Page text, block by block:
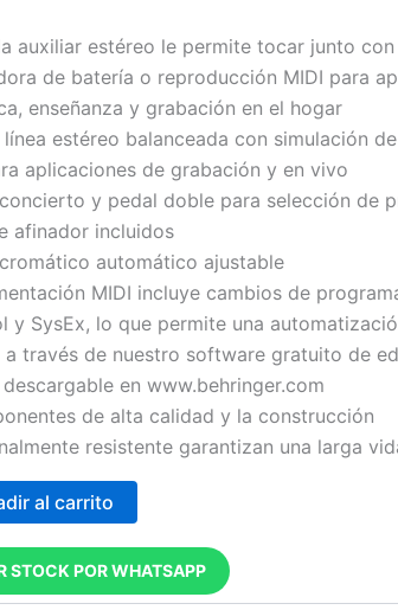
auxiliar estéreo le permite tocar junto con
de batería o reproducción MIDI para
enseñanza y grabación en el hogar
línea estéreo balanceada con simulación
aplicaciones de grabación y en vivo
y pedal doble para selección de
afinador incluidos
automático ajustable
MIDI incluye cambios de
y SysEx, lo que permite una
a través de nuestro software gratuito de
en www.behringer.com
de alta calidad y la construcción
resistente garantizan una larga
al carrito
STOCK POR WHATSAPP